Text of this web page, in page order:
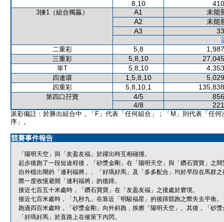
8,10
3揀1（組合獨贏） A1
未能
A2
未能
A3
二重彩
5,8
三重彩 5,8,10
單T 5,8,10
四連環 1,5,8,10
四重彩 5,8,10,1
第四口孖寶 4/5
4/8
派彩備註：於勝出組合中，「F」代表「任何組合」；「M」則代表「任何
序」。
競賽事件報告
「陽明天空」與「友盈友福」於躍出時互相碰撞。
起步後跑了一段短途程後，「砂漿金剛」在「陽明天空」與「鑽石寶寶」之
自外檔出閘的「連利福將」、「好瑪好馬」及「多多配合」均於早段在馬群
際一度收慢避開「連利福將」的後蹄。
接近七百五十米處時，「鑽石寶寶」在「友盈友福」之後處於窘境。
接近七百米處時，「九秒九」在靠近「明駿福星」的後蹄競跑之際失去平衡。
跑過四百米處時，「砂漿金剛」向外斜跑，挨擦「陽明天空」。其後，「砂
「好瑪好馬」於直路上在催策下內閃。